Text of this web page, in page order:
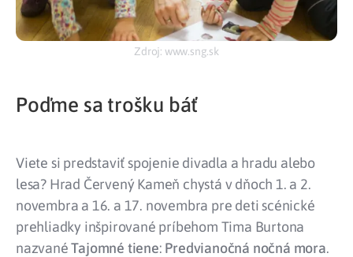
Zdroj: www.sng.sk
Poďme sa trošku báť
Viete si predstaviť spojenie divadla a hradu alebo
lesa? Hrad Červený Kameň chystá v dňoch 1. a 2.
novembra a 16. a 17. novembra pre deti scénické
prehliadky inšpirované príbehom Tima Burtona
nazvanéTajomné tiene: Predvianočná nočná mora.